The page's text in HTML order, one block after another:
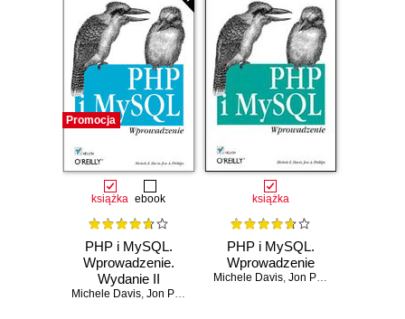
Promocja
książka ebook
PHP i MySQL.
Wprowadzenie.
Wydanie II
Michele Davis, Jon Phillips
książka
PHP i MySQL.
Wprowadzenie
Michele Davis, Jon Phillips